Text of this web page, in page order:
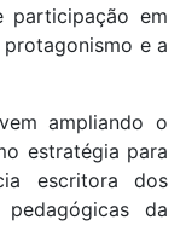
participação em
e a
ampliando o
estratégia para
escritora dos
da